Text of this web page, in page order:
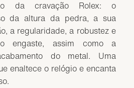
da cravação Rolex: o
da altura da pedra, a sua
a regularidade, a robustez e
engaste, assim como a
do metal. Uma
enaltece o relógio e encanta